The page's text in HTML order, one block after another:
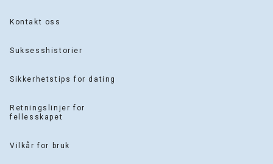
Kontakt oss
Suksesshistorier
Sikkerhetstips for dating
Retningslinjer for
fellesskapet
Vilkår for bruk